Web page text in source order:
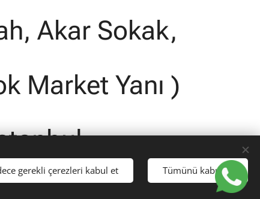
Akar Sokak,
Market Yanı )
gerekli çerezleri kabul et Tümünü kabul et